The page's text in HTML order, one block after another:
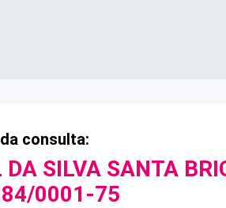
consulta:
DA SILVA SANTA
0001-75